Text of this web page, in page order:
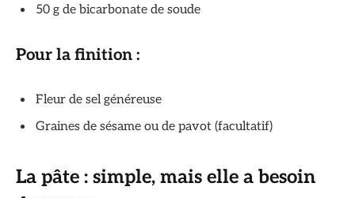
50 g de bicarbonate de soude
Pour la finition :
Fleur de sel généreuse
Graines de sésame ou de pavot (facultatif)
La pâte : simple, mais elle a besoin